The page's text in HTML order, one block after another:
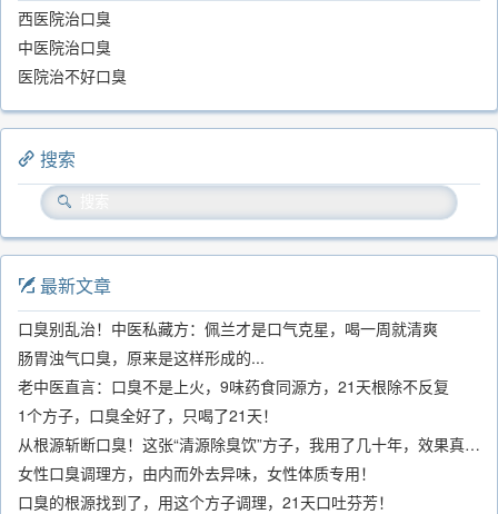
西医院治口臭
中医院治口臭
医院治不好口臭
搜索
最新文章
口臭别乱治！中医私藏方：佩兰才是口气克星，喝一周就清爽
肠胃浊气口臭，原来是这样形成的...
老中医直言：口臭不是上火，9味药食同源方，21天根除不反复
1个方子，口臭全好了，只喝了21天！
从根源斩断口臭！这张“清源除臭饮”方子，我用了几十年，效果真不错
女性口臭调理方，由内而外去异味，女性体质专用！
口臭的根源找到了，用这个方子调理，21天口吐芬芳！